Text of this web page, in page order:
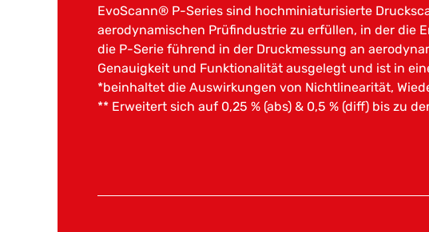
EvoScann® P-Series sind hochminiaturisierte
aerodynamischen Prüfindustrie zu erfüllen, in der die
die P-Serie führend in der Druckmessung an
Genauigkeit und Funktionalität ausgelegt und ist in
*beinhaltet die Auswirkungen von Nichtlinearität,
** Erweitert sich auf 0,25 % (abs) & 0,5 % (diff) bis zu